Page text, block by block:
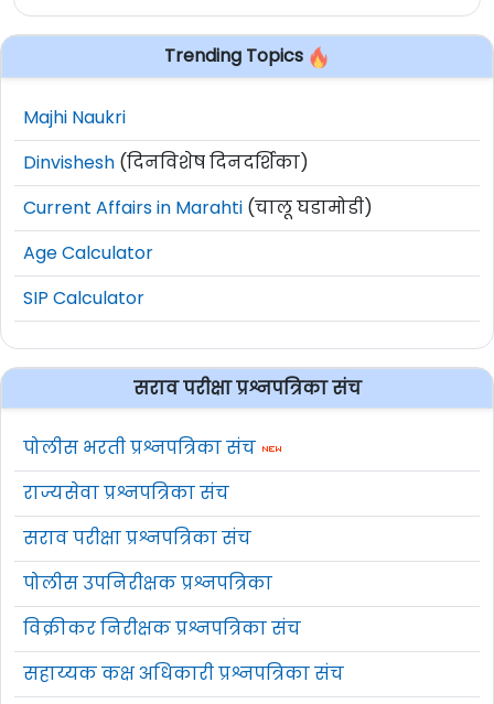
Trending Topics
Majhi Naukri
Dinvishesh (दिनविशेष दिनदर्शिका)
Current Affairs in Marahti (चालू घडामोडी)
Age Calculator
SIP Calculator
सराव परीक्षा प्रश्नपत्रिका संच
पोलीस भरती प्रश्नपत्रिका संच
राज्यसेवा प्रश्नपत्रिका संच
सराव परीक्षा प्रश्नपत्रिका संच
पोलीस उपनिरीक्षक प्रश्नपत्रिका
विक्रीकर निरीक्षक प्रश्नपत्रिका संच
सहाय्यक कक्ष अधिकारी प्रश्नपत्रिका संच